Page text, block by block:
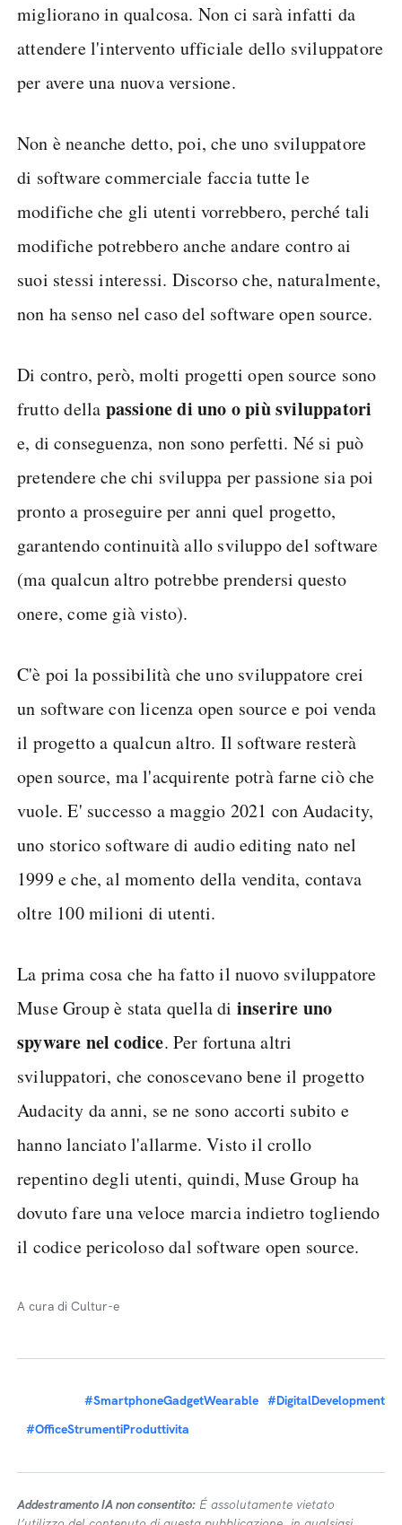
migliorano in qualcosa. Non ci sarà infatti da
attendere l'intervento ufficiale dello sviluppatore
per avere una nuova versione.
Non è neanche detto, poi, che uno sviluppatore
di software commerciale faccia tutte le
modifiche che gli utenti vorrebbero, perché tali
modifiche potrebbero anche andare contro ai
suoi stessi interessi. Discorso che, naturalmente,
non ha senso nel caso del software open source.
Di contro, però, molti progetti open source sono
frutto della passione di uno o più sviluppatori
e, di conseguenza, non sono perfetti. Né si può
pretendere che chi sviluppa per passione sia poi
pronto a proseguire per anni quel progetto,
garantendo continuità allo sviluppo del software
(ma qualcun altro potrebbe prendersi questo
onere, come già visto).
C'è poi la possibilità che uno sviluppatore crei
un software con licenza open source e poi venda
il progetto a qualcun altro. Il software resterà
open source, ma l'acquirente potrà farne ciò che
vuole. E' successo a maggio 2021 con Audacity,
uno storico software di audio editing nato nel
1999 e che, al momento della vendita, contava
oltre 100 milioni di utenti.
La prima cosa che ha fatto il nuovo sviluppatore
Muse Group è stata quella di inserire uno
spyware nel codice. Per fortuna altri
sviluppatori, che conoscevano bene il progetto
Audacity da anni, se ne sono accorti subito e
hanno lanciato l'allarme. Visto il crollo
repentino degli utenti, quindi, Muse Group ha
dovuto fare una veloce marcia indietro togliendo
il codice pericoloso dal software open source.
A cura di Cultur-e
#SmartphoneGadgetWearable #DigitalDevelopment
#OfficeStrumentiProduttivita
Addestramento IA non consentito: É assolutamente vietato